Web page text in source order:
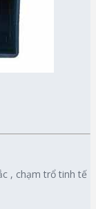
, chạm trổ tinh tế